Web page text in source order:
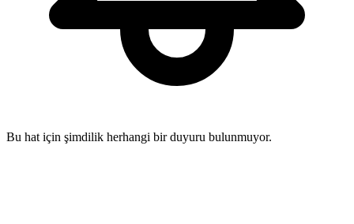
Bu hat için şimdilik herhangi bir duyuru bulunmuyor.